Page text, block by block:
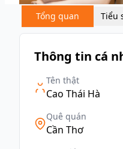
Tổng quan
Thông tin cá
Tên thật
Cao Thái Hà
Quê quán
Cần Thơ